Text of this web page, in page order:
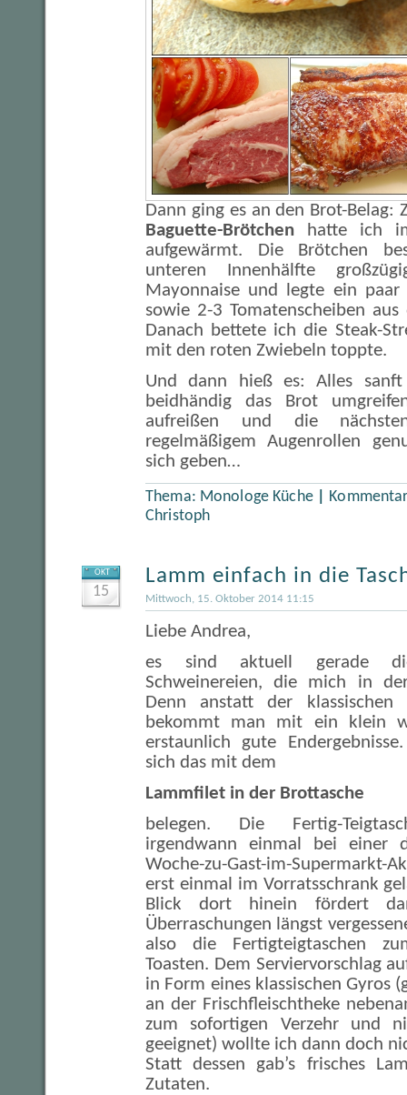
Dann ging es an den Brot-Belag:
Baguette-Brötchen hatte ich
aufgewärmt. Die Brötchen
unteren Innenhälfte
Mayonnaise und legte ein
sowie 2-3 Tomatenscheiben
Danach bettete ich die Steak-
mit den roten Zwiebeln toppte.
Und dann hieß es: Alles sanft
beidhändig das Brot
aufreißen und die
regelmäßigem Augenrollen
sich geben…
Thema: Monologe Küche
Christoph
OKT
15
Lamm einfach in die
Mittwoch, 15. Oktober 2014 11:15
Liebe Andrea,
es sind aktuell gerade
Schweinereien, die mich in
Denn anstatt der klassischen
bekommt man mit ein klein
erstaunlich gute
sich das mit dem
Lammfilet in der Brottasche
belegen. Die Fertig-
irgendwann einmal bei einer
Woche-zu-Gast-im-Supermarkt-
erst einmal im Vorratsschrank
Blick dort hinein fördert
Überraschungen längst
also die Fertigteigtaschen
Toasten. Dem Serviervorschlag
in Form eines klassischen Gyros
an der Frischfleischtheke
zum sofortigen Verzehr und
geeignet) wollte ich dann doch
Statt dessen gab’s frisches
Zutaten.